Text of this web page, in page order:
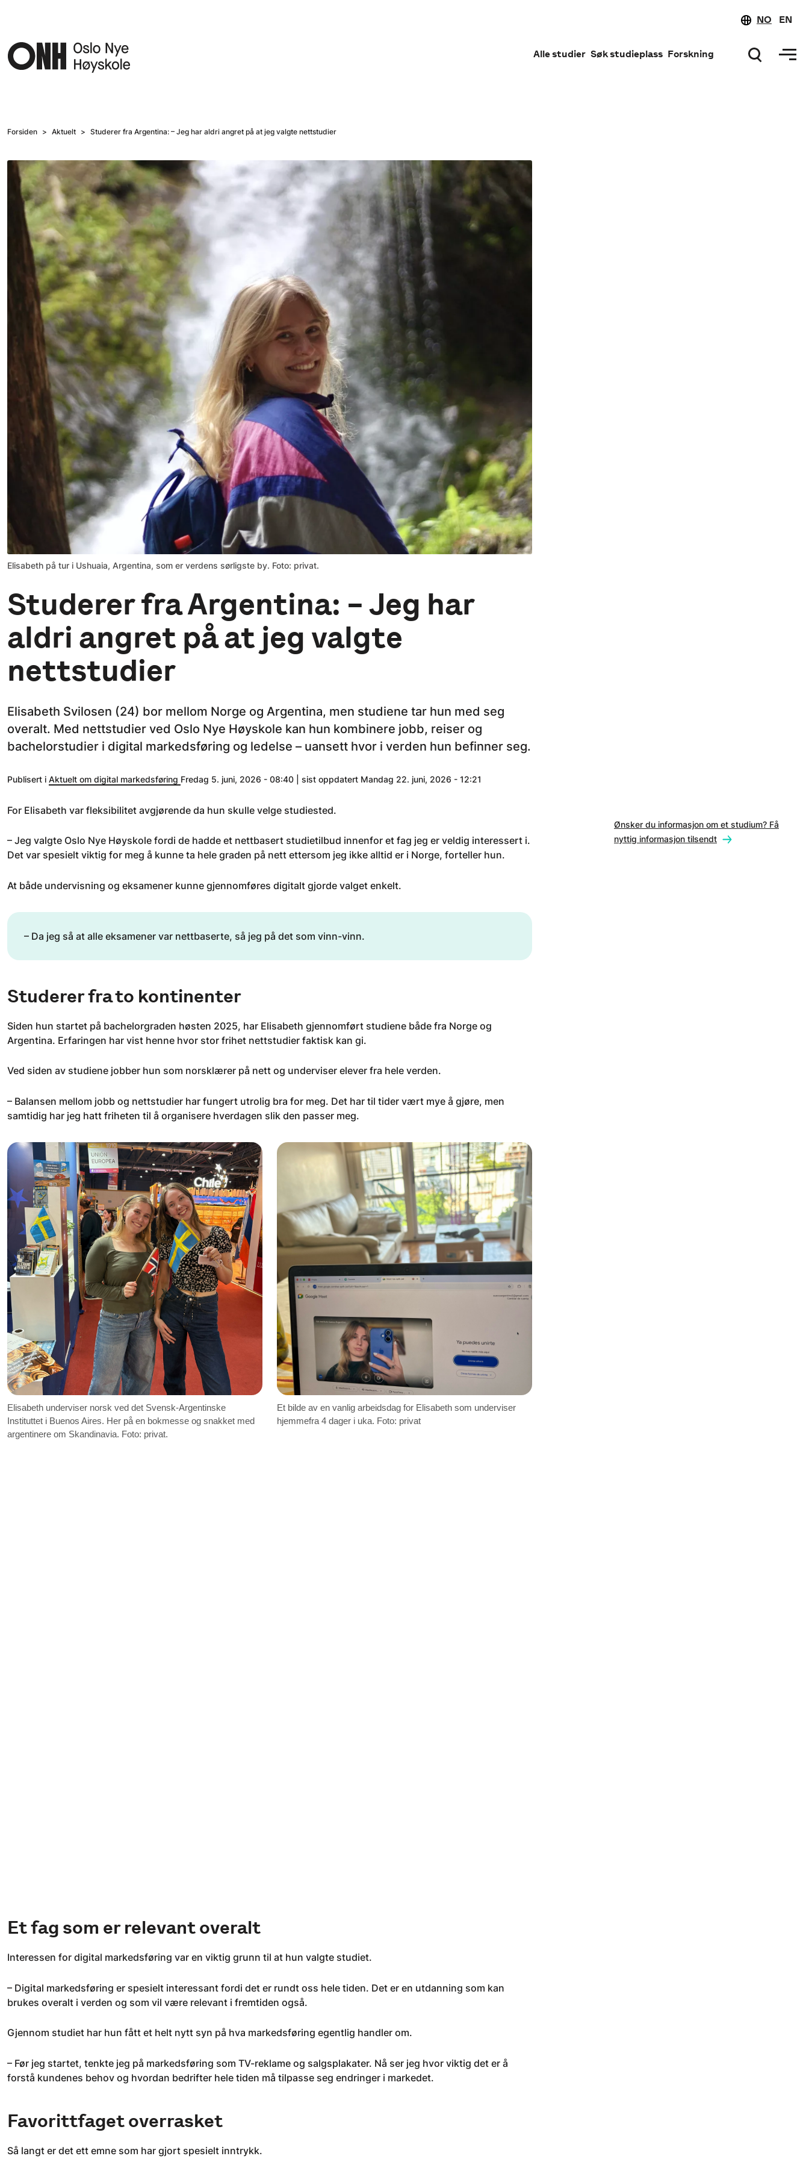
NO EN
Alle studier Søk studieplass Forskning
Forsiden Aktuelt Studerer fra Argentina: – Jeg har aldri angret på at jeg valgte nettstudier
Elisabeth på tur i Ushuaia, Argentina, som er verdens sørligste by. Foto: privat.
Studerer fra Argentina: – Jeg har
aldri angret på at jeg valgte
nettstudier
Elisabeth Svilosen (24) bor mellom Norge og Argentina, men studiene tar hun med seg
overalt. Med nettstudier ved Oslo Nye Høyskole kan hun kombinere jobb, reiser og
bachelorstudier i digital markedsføring og ledelse – uansett hvor i verden hun befinner seg.
Publisert i Aktuelt om digital markedsføring Fredag 5. juni, 2026 - 08:40 | sist oppdatert Mandag 22. juni, 2026 - 12:21
For Elisabeth var fleksibilitet avgjørende da hun skulle velge studiested.
– Jeg valgte Oslo Nye Høyskole fordi de hadde et nettbasert studietilbud innenfor et fag jeg er veldig interessert i.
Det var spesielt viktig for meg å kunne ta hele graden på nett ettersom jeg ikke alltid er i Norge, forteller hun.
At både undervisning og eksamener kunne gjennomføres digitalt gjorde valget enkelt.
– Da jeg så at alle eksamener var nettbaserte, så jeg på det som vinn-vinn.
Studerer fra to kontinenter
Siden hun startet på bachelorgraden høsten 2025, har Elisabeth gjennomført studiene både fra Norge og
Argentina. Erfaringen har vist henne hvor stor frihet nettstudier faktisk kan gi.
Ved siden av studiene jobber hun som norsklærer på nett og underviser elever fra hele verden.
– Balansen mellom jobb og nettstudier har fungert utrolig bra for meg. Det har til tider vært mye å gjøre, men
samtidig har jeg hatt friheten til å organisere hverdagen slik den passer meg.
Elisabeth underviser norsk ved det Svensk-Argentinske
Instituttet i Buenos Aires. Her på en bokmesse og snakket med
argentinere om Skandinavia. Foto: privat.
Et bilde av en vanlig arbeidsdag for Elisabeth som underviser
hjemmefra 4 dager i uka. Foto: privat
Et fag som er relevant overalt
Interessen for digital markedsføring var en viktig grunn til at hun valgte studiet.
– Digital markedsføring er spesielt interessant fordi det er rundt oss hele tiden. Det er en utdanning som kan
brukes overalt i verden og som vil være relevant i fremtiden også.
Gjennom studiet har hun fått et helt nytt syn på hva markedsføring egentlig handler om.
– Før jeg startet, tenkte jeg på markedsføring som TV-reklame og salgsplakater. Nå ser jeg hvor viktig det er å
forstå kundenes behov og hvordan bedrifter hele tiden må tilpasse seg endringer i markedet.
Favorittfaget overrasket
Så langt er det ett emne som har gjort spesielt inntrykk.
Ønsker du informasjon om et studium? Få
nyttig informasjon tilsendt